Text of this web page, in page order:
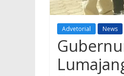
Advetorial News